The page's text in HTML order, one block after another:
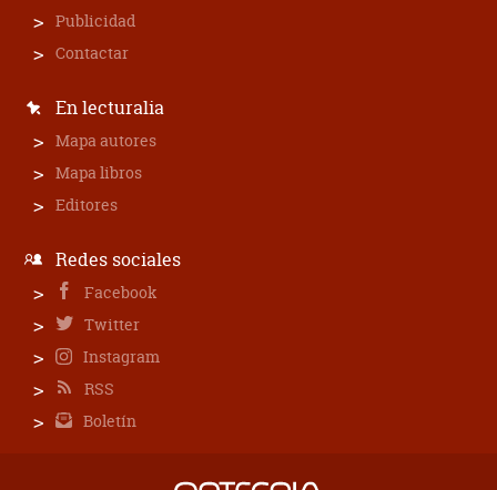
Publicidad
Contactar
En lecturalia
Mapa autores
Mapa libros
Editores
Redes sociales
Facebook
Twitter
Instagram
RSS
Boletín